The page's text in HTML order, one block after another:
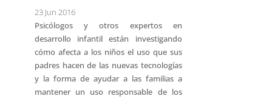
23 Jun 2016
Psicólogos y otros expertos en
desarrollo infantil están investigando
cómo afecta a los niños el uso que sus
padres hacen de las nuevas tecnologías
y la forma de ayudar a las familias a
mantener un uso responsable de los